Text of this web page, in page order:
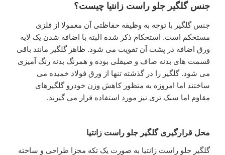
جنس گلگیر جلو راست زانتیا چیست؟
جنس گلگیر با توجه به وظیفه حفاظتی آن معمولا از فلزی
مستحکم است. استحکام ذکر شده البته با اضافه شدن یک لایه
ورق اضافه در پشت آن تقویت می‌ شود. ظاهر گلگیر مانند باقی
قسمت‌ های بدنه صاف و صیقلی بوده و همرنگ بدنه رنگ آمیزی
می شود. گلگیر را در گذشته تنها از ورق فولاد خمیده می‌
ساختند اما امروزه به‌ منظور کاهش وزن خودرو گلگیرهای
مقاوم اما سبک‌ تری نیز مورد استفاده قرار می‌ گیرند.
محل قرارگیری گلگیر جلو راست زانتیا
گلگیر جلو راست زانتیا به صورت یک تکه مجزا طراحی و ساخته